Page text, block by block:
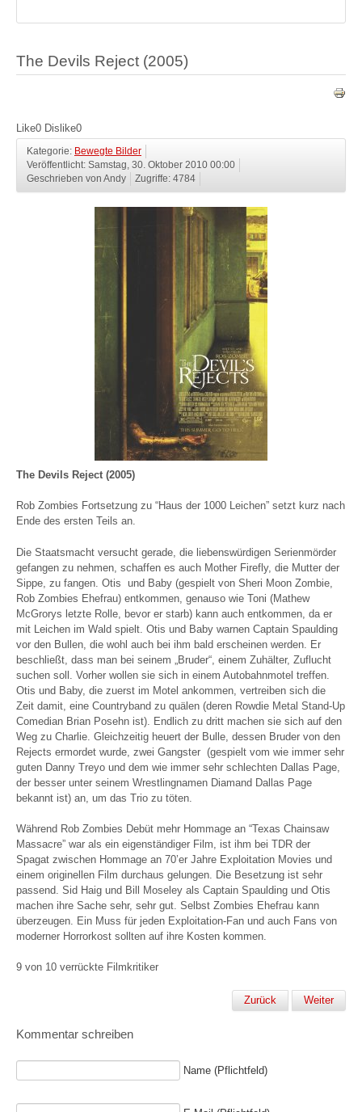
The Devils Reject (2005)
Like0 Dislike0
Kategorie: Bewegte Bilder
Veröffentlicht: Samstag, 30. Oktober 2010 00:00
Geschrieben von Andy
Zugriffe: 4784
The Devils Reject (2005)
Rob Zombies Fortsetzung zu “Haus der 1000 Leichen” setzt kurz nach
Ende des ersten Teils an.
Die Staatsmacht versucht gerade, die liebenswürdigen Serienmörder
gefangen zu nehmen, schaffen es auch Mother Firefly, die Mutter der
Sippe, zu fangen. Otis und Baby (gespielt von Sheri Moon Zombie,
Rob Zombies Ehefrau) entkommen, genauso wie Toni (Mathew
McGrorys letzte Rolle, bevor er starb) kann auch entkommen, da er
mit Leichen im Wald spielt. Otis und Baby warnen Captain Spaulding
vor den Bullen, die wohl auch bei ihm bald erscheinen werden. Er
beschließt, dass man bei seinem „Bruder“, einem Zuhälter, Zuflucht
suchen soll. Vorher wollen sie sich in einem Autobahnmotel treffen.
Otis und Baby, die zuerst im Motel ankommen, vertreiben sich die
Zeit damit, eine Countryband zu quälen (deren Rowdie Metal Stand-Up
Comedian Brian Posehn ist). Endlich zu dritt machen sie sich auf den
Weg zu Charlie. Gleichzeitig heuert der Bulle, dessen Bruder von den
Rejects ermordet wurde, zwei Gangster (gespielt vom wie immer sehr
guten Danny Treyo und dem wie immer sehr schlechten Dallas Page,
der besser unter seinem Wrestlingnamen Diamand Dallas Page
bekannt ist) an, um das Trio zu töten.
Während Rob Zombies Debüt mehr Hommage an “Texas Chainsaw
Massacre” war als ein eigenständiger Film, ist ihm bei TDR der
Spagat zwischen Hommage an 70’er Jahre Exploitation Movies und
einem originellen Film durchaus gelungen. Die Besetzung ist sehr
passend. Sid Haig und Bill Moseley als Captain Spaulding und Otis
machen ihre Sache sehr, sehr gut. Selbst Zombies Ehefrau kann
überzeugen. Ein Muss für jeden Exploitation-Fan und auch Fans von
moderner Horrorkost sollten auf ihre Kosten kommen.
9 von 10 verrückte Filmkritiker
Zurück Weiter
Kommentar schreiben
Name (Pflichtfeld)